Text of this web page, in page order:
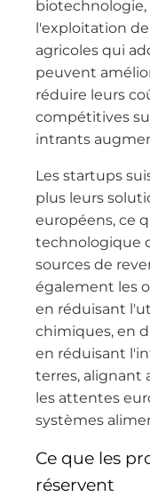
biotechnologie,
l'exploitation
agricoles qui
peuvent
réduire leurs
compétitives
intrants
Les startups
plus leurs
européens, ce
technologique
sources de
également les
en réduisant
chimiques, en
en réduisant
terres, alignant
les attentes
systèmes
Ce que les
réservent